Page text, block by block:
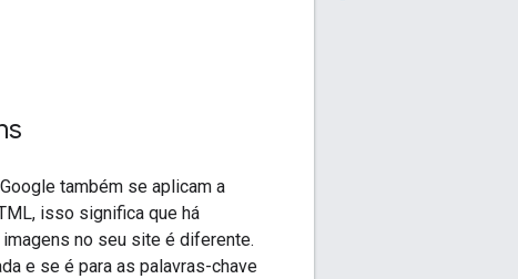
também se aplicam a
isso significa que há
no seu site é diferente.
e se é para as palavras-chave